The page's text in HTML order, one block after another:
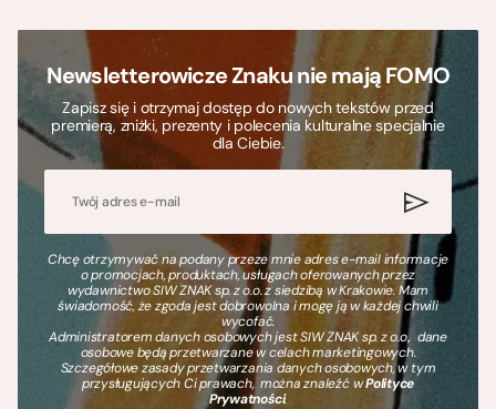
Newsletterowicze Znaku nie mają FOMO
Zapisz się i otrzymaj dostęp do nowych tekstów przed
premierą, zniżki, prezenty i polecenia kulturalne specjalnie
dla Ciebie.
Chcę otrzymywać na podany przeze mnie adres e-mail informacje
o promocjach, produktach, usługach oferowanych przez
wydawnictwo SIW ZNAK sp. z o.o. z siedzibą w Krakowie. Mam
świadomość, że zgoda jest dobrowolna i mogę ją w każdej chwili
wycofać.
Administratorem danych osobowych jest SIW ZNAK sp. z o.o., dane
osobowe będą przetwarzane w celach marketingowych.
Szczegółowe zasady przetwarzania danych osobowych, w tym
przysługujących Ci prawach, można znaleźć wPolityce
Prywatności.